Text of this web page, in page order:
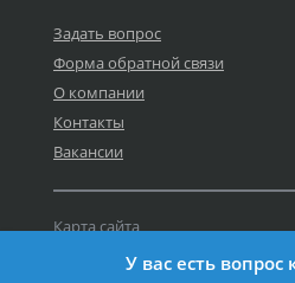
Задать вопрос
Форма обратной связи
О компании
Контакты
Вакансии
Карта сайта
Политика персональных данных
У вас есть вопрос